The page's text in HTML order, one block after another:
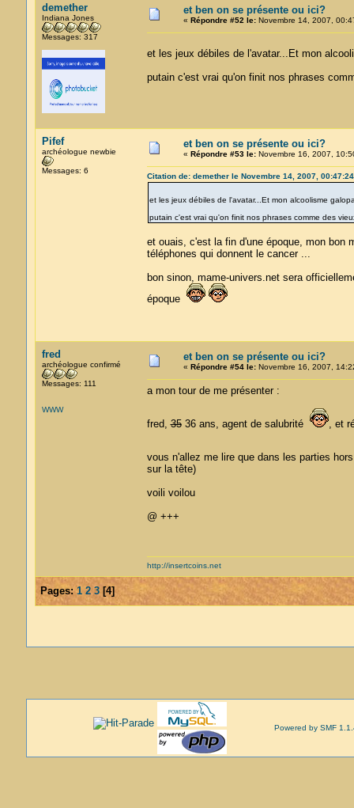
demether
Indiana Jones
Messages: 317
et ben on se présente ou ici?
« Répondre #52 le:Novembre 14, 2007,
et les jeux débiles de l'avatar...Et mon
putain c'est vrai qu'on finit nos phrases
Pifef
archéologue newbie
Messages: 6
et ben on se présente ou ici?
« Répondre #53 le:Novembre 16, 2007,
Citation de: demether le Novembre 14, 2007, 00:47:24
et les jeux débiles de l'avatar...Et mon alcoolisme
putain c'est vrai qu'on finit nos phrases comme des
et ouais, c'est la fin d'une époque, mon bon
téléphones qui donnent le cancer ...
bon sinon, mame-univers.net sera
époque
fred
archéologue confirmé
Messages: 111
WWW
et ben on se présente ou ici?
« Répondre #54 le:Novembre 16, 2007,
a mon tour de me présenter :
fred,3536 ans, agent de salubrité , et
vous n'allez me lire que dans les parties
sur la tête)
voili voilou
@ +++
http://insertcoins.net
Pages: 1 2 3[4]
Powered by SMF